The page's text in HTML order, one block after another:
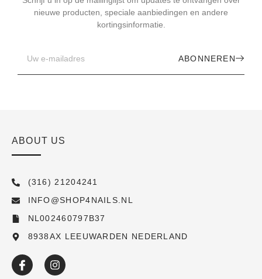
nieuwe producten, speciale aanbiedingen en andere
kortingsinformatie.
ABONNEREN
ABOUT US
(316) 21204241
INFO@SHOP4NAILS.NL
NL002460797B37
8938AX LEEUWARDEN NEDERLAND